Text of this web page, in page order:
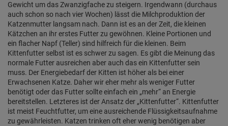
Gewicht um das Zwanzigfache zu steigern. Irgendwann (durchaus
auch schon so nach vier Wochen) lässt die Milchproduktion der
Katzenmutter langsam nach. Dann ist es an der Zeit, die kleinen
Kätzchen an ihr erstes Futter zu gewöhnen. Kleine Portionen und
ein flacher Napf (Teller) sind hilfreich für die kleinen. Beim
Kittenfutter selbst ist es schwer zu sagen. Es gibt die Meinung das
normale Futter ausreichen aber auch das ein Kittenfutter sein
muss. Der Energiebedarf der Kitten ist höher als bei einer
Erwachsenen Katze. Daher wir eher mehr als weniger Futter
benötigt oder das Futter sollte einfach ein „mehr“ an Energie
bereitstellen. Letzteres ist der Ansatz der „Kittenfutter“. Kittenfutter
ist meist Feuchtfutter, um eine ausreichende Flüssigkeitsaufnahme
zu gewährleisten. Katzen trinken oft eher wenig benötigen aber